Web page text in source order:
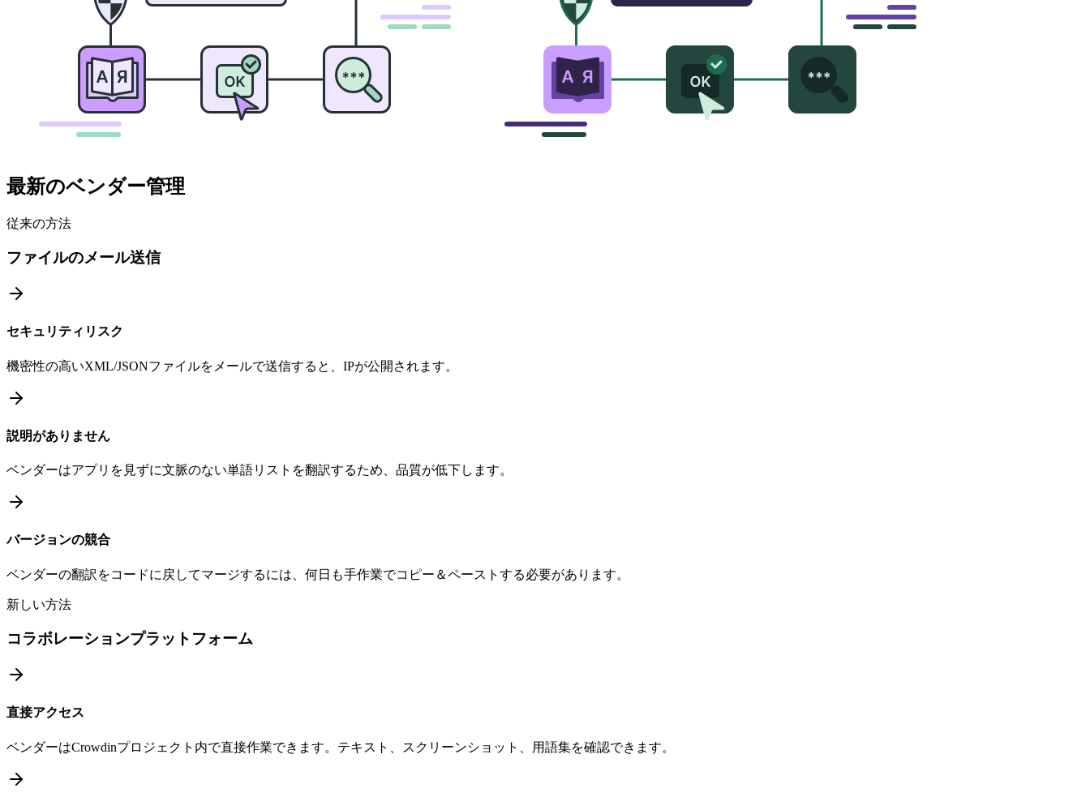
最新のベンダー管理
従来の方法
ファイルのメール送信
セキュリティリスク
機密性の高いXML/JSONファイルをメールで送信すると、IPが公開されます。
説明がありません
ベンダーはアプリを見ずに文脈のない単語リストを翻訳するため、品質が低下します。
バージョンの競合
ベンダーの翻訳をコードに戻してマージするには、何日も手作業でコピー＆ペーストする必要があります。
新しい方法
コラボレーションプラットフォーム
直接アクセス
ベンダーはCrowdinプロジェクト内で直接作業できます。テキスト、スクリーンショット、用語集を確認できます。